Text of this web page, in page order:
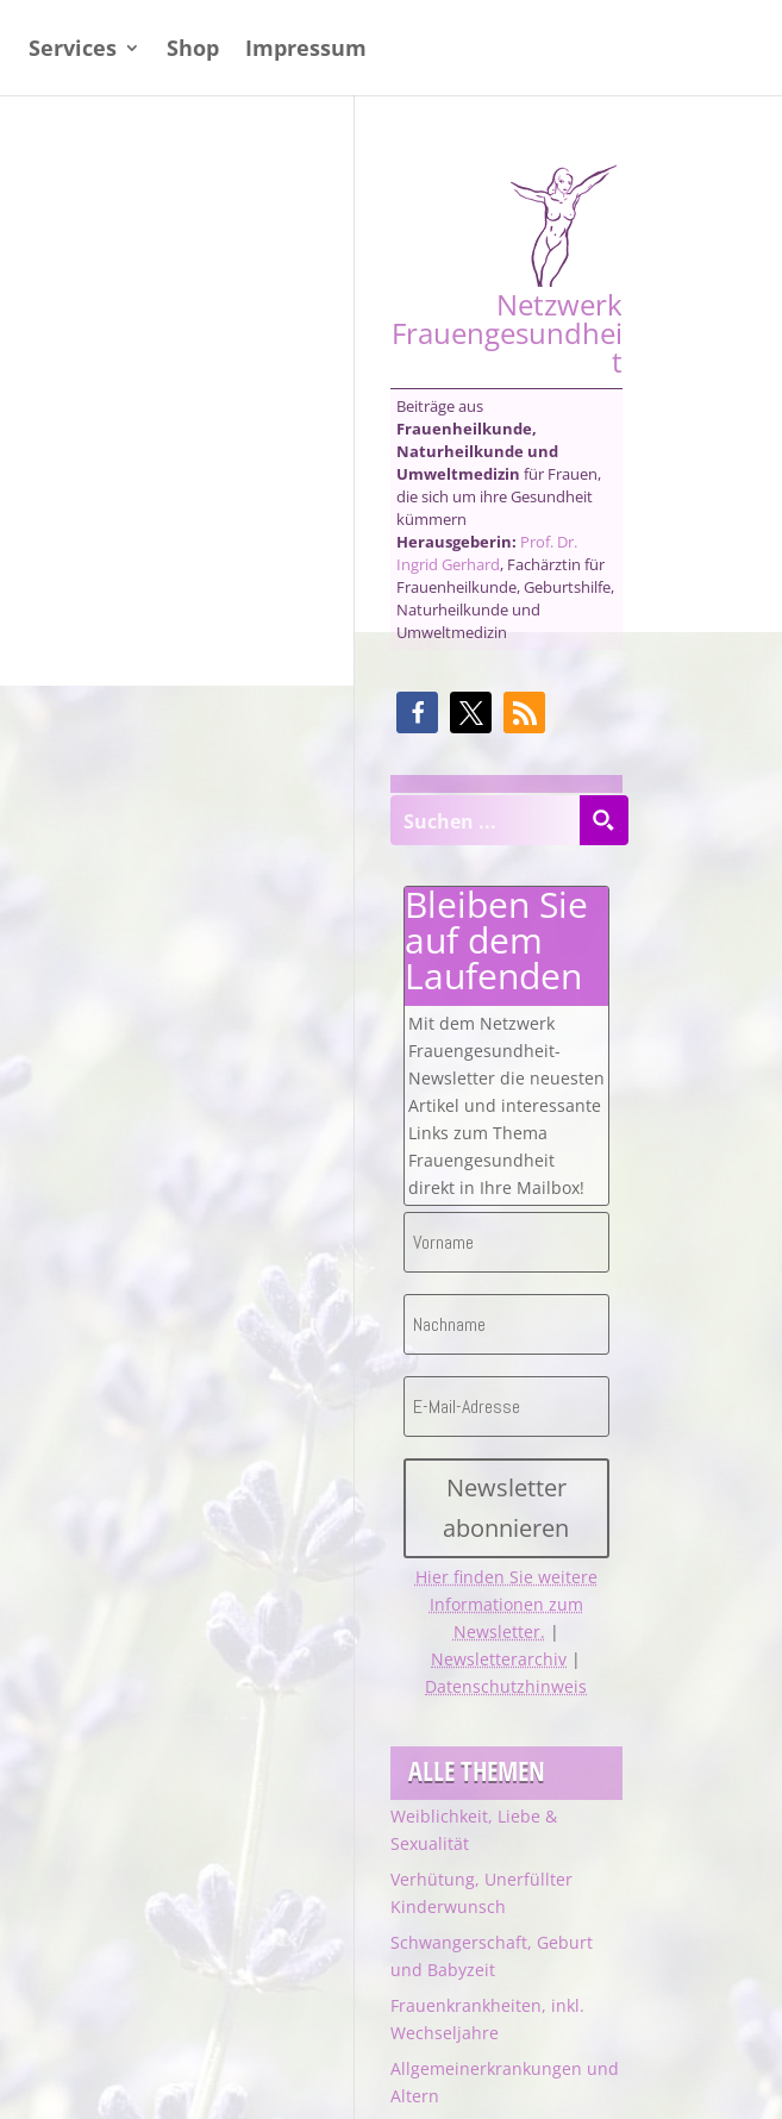
Services Shop Impressum
Netzwerk
Frauengesundhei
t
Beiträge aus
Frauenheilkunde,
Naturheilkunde und
Umweltmedizin für Frauen,
die sich um ihre Gesundheit
kümmern
Herausgeberin: Prof. Dr.
Ingrid Gerhard, Fachärztin für
Frauenheilkunde, Geburtshilfe,
Naturheilkunde und
Umweltmedizin
Bleiben Sie
auf dem
Laufenden
Mit dem Netzwerk
Frauengesundheit-
Newsletter die neuesten
Artikel und interessante
Links zum Thema
Frauengesundheit
direkt in Ihre Mailbox!
Newsletter
abonnieren
Hier finden Sie weitere
Informationen zum
Newsletter. |
Newsletterarchiv |
Datenschutzhinweis
ALLE THEMEN
Weiblichkeit, Liebe &
Sexualität
Verhütung, Unerfüllter
Kinderwunsch
Schwangerschaft, Geburt
und Babyzeit
Frauenkrankheiten, inkl.
Wechseljahre
Allgemeinerkrankungen und
Altern